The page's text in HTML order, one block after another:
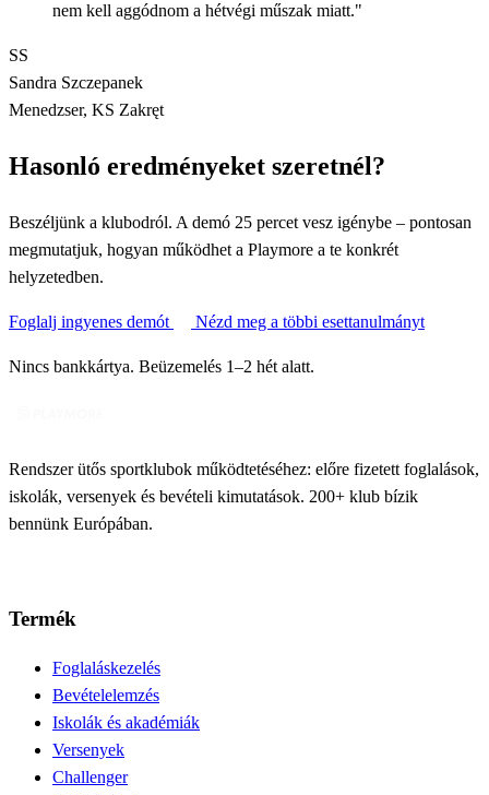
nem kell aggódnom a hétvégi műszak miatt."
SS
Sandra Szczepanek
Menedzser, KS Zakręt
Hasonló eredményeket szeretnél?
Beszéljünk a klubodról. A demó 25 percet vesz igénybe – pontosan
megmutatjuk, hogyan működhet a Playmore a te konkrét
helyzetedben.
Foglalj ingyenes demót Nézd meg a többi esettanulmányt
Nincs bankkártya. Beüzemelés 1–2 hét alatt.
Rendszer ütős sportklubok működtetéséhez: előre fizetett foglalások,
iskolák, versenyek és bevételi kimutatások. 200+ klub bízik
bennünk Európában.
Termék
Foglaláskezelés
Bevételelemzés
Iskolák és akadémiák
Versenyek
Challenger